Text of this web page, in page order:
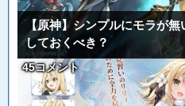
【原神】シンプルにモラが
しておくべき？
45コメント